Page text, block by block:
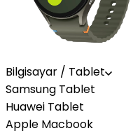
Bilgisayar / Tablet
Samsung Tablet
Huawei Tablet
Apple Macbook